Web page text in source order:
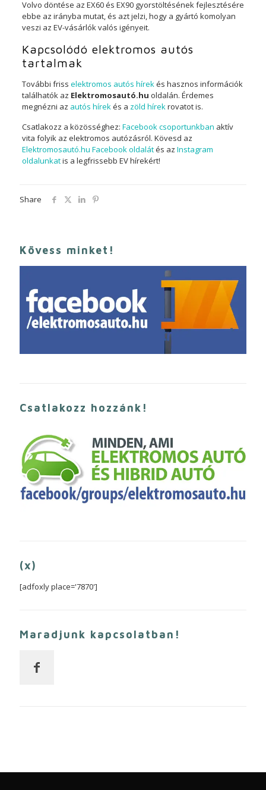
Volvo döntése az EX60 és EX90 gyorstöltésének fejlesztésére
ebbe az irányba mutat, és azt jelzi, hogy a gyártó komolyan
veszi az EV-vásárlók valós igényeit.
Kapcsolódó elektromos autós
tartalmak
További friss elektromos autós hírekés hasznos információk
találhatók az Elektromosautó.hu oldalán. Érdemes
megnézni az autós hírekés a zöld hírekrovatot is.
Csatlakozz a közösséghez: Facebook csoportunkban aktív
vita folyik az elektromos autózásról. Kövesd az
Elektromosautó.hu Facebook oldalátés az Instagram
oldalunkatis a legfrissebb EV hírekért!
Share
Kövess minket!
Csatlakozz hozzánk!
(x)
[adfoxly place='7870']
Maradjunk kapcsolatban!